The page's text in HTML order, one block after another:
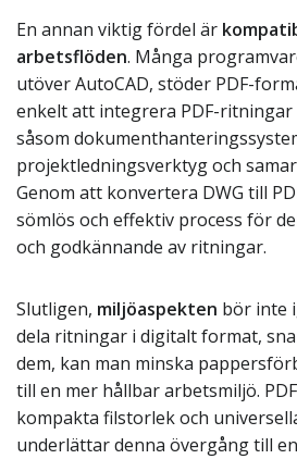
En annan viktig fördel är
arbetsflöden. Många
utöver AutoCAD, stöder PDF-
enkelt att integrera PDF-
såsom
projektledningsverktyg och
Genom att konvertera DWG till
sömlös och effektiv process för
och godkännande av ritningar.
Slutligen, miljöaspekten bör inte
dela ritningar i digitalt format,
dem, kan man minska
till en mer hållbar arbetsmiljö.
kompakta filstorlek och
underlättar denna övergång till